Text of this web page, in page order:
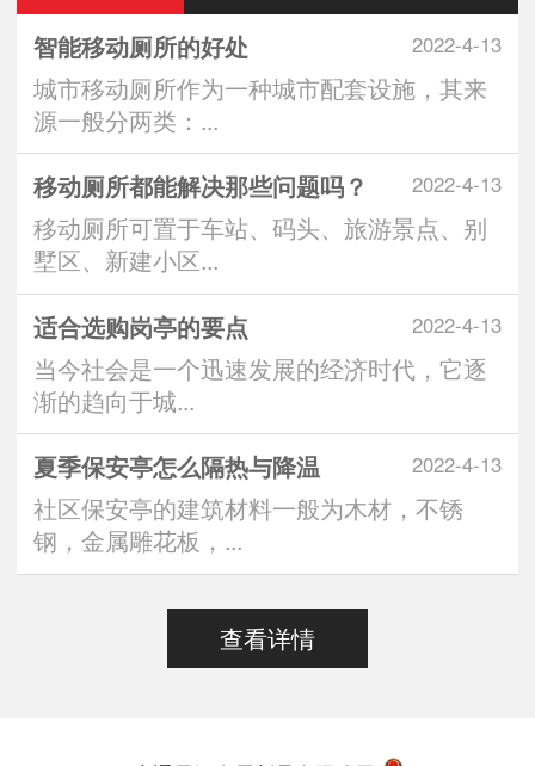
2022-4-13
智能移动厕所的好处
城市移动厕所作为一种城市配套设施，其来
源一般分两类：...
2022-4-13
移动厕所都能解决那些问题吗？
移动厕所可置于车站、码头、旅游景点、别
墅区、新建小区...
2022-4-13
适合选购岗亭的要点
当今社会是一个迅速发展的经济时代，它逐
渐的趋向于城...
2022-4-13
夏季保安亭怎么隔热与降温
社区保安亭的建筑材料一般为木材，不锈
钢，金属雕花板，...
查看详情